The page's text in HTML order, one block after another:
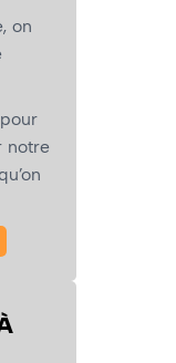
on
notre